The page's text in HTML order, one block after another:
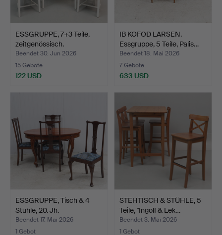
ESSGRUPPE, 7+3 Teile,
zeitgenössisch.
Beendet 30. Jun 2026
15 Gebote
122 USD
IB KOFOD LARSEN.
Essgruppe, 5 Teile, Palis…
Beendet 18. Mai 2026
7 Gebote
633 USD
ESSGRUPPE, Tisch & 4
Stühle, 20. Jh.
Beendet 17. Mai 2026
1 Gebot
STEHTISCH & STÜHLE, 5
Teile, "Ingolf & Lek…
Beendet 3. Mai 2026
1 Gebot